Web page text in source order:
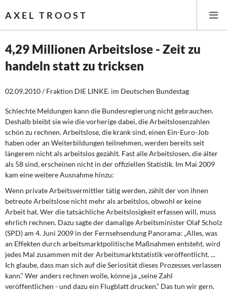
AXEL TROOST
Startseite
Themen
Leitlinien linker Wirtschafts- und Finanzpolitik
Wirtschaftspolitik
Steuer- und Finanzpolitik
Öffentliche Infrastruktur und Daseinsvorsorge
Eurokrise und Griechenland
DIE LINKE
Weitere Themen
Memo-Gruppe
4,29 Millionen Arbeitslose - Zeit zu
handeln statt zu tricksen
02.09.2010 / Fraktion DIE LINKE. im Deutschen Bundestag
Schlechte Meldungen kann die Bundesregierung nicht gebrauchen.
Deshalb bleibt sie wie die vorherige dabei, die Arbeitslosenzahlen
schön zu rechnen. Arbeitslose, die krank sind, einen Ein-Euro-Job
haben oder an Weiterbildungen teilnehmen, werden bereits seit
längerem nicht als arbeitslos gezählt. Fast alle Arbeitslosen, die älter
als 58 sind, erscheinen nicht in der offiziellen Statistik. Im Mai 2009
kam eine weitere Ausnahme hinzu:
Wenn private Arbeitsvermittler tätig werden, zählt der von ihnen
betreute Arbeitslose nicht mehr als arbeitslos, obwohl er keine
Arbeit hat. Wer die tatsächliche Arbeitslosigkeit erfassen will, muss
ehrlich rechnen. Dazu sagte der damalige Arbeitsminister Olaf Scholz
(SPD) am 4. Juni 2009 in der Fernsehsendung Panorama: „Alles, was
an Effekten durch arbeitsmarktpolitische Maßnahmen entsteht, wird
jedes Mal zusammen mit der Arbeitsmarktstatistik veröffentlicht. ...
Ich glaube, dass man sich auf die Seriosität dieses Prozesses verlassen
kann.“ Wer anders rechnen wolle, könne ja „seine Zahl
veröffentlichen - und dazu ein Flugblatt drucken.“ Das tun wir gern.